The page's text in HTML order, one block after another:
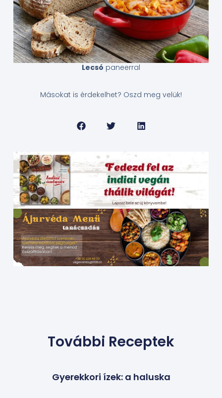
Lecsó paneerral
Másokat is érdekelhet? Oszd meg velük!
További Receptek
Gyerekkori ízek: a haluska